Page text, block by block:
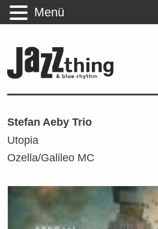
Stefan Aeby Trio
Utopia
Ozella/Galileo MC
Menü